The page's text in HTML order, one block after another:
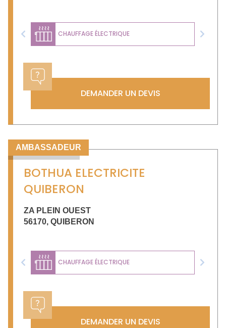
CHAUFFAGE ÉLECTRIQUE
Previous Next
DEMANDER UN DEVIS
AMBASSADEUR
BOTHUA ELECTRICITE
QUIBERON
ZA PLEIN OUEST
56170, QUIBERON
CHAUFFAGE ÉLECTRIQUE
Previous Next
DEMANDER UN DEVIS